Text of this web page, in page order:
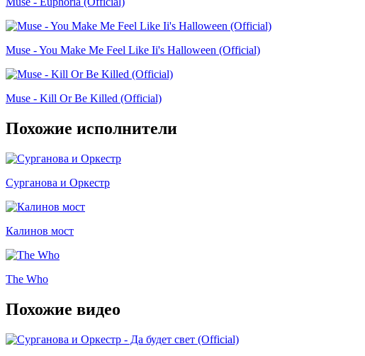
Muse - You Make Me Feel Like Ii's Halloween (Official)
Muse - Kill Or Be Killed (Official)
Похожие исполнители
Сурганова и Оркестр
Калинов мост
The Who
Похожие видео